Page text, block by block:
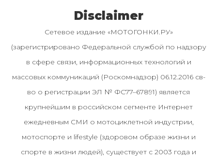
Disclaimer
Сетевое издание «МОТОГОНКИ.РУ»
(зарегистрировано Федеральной службой по надзору
в сфере связи, информационных технологий и
массовых коммуникаций (Роскомнадзор) 06.12.2016 св-
во о регистрации ЭЛ № ФС77–67891) является
крупнейшим в российском сегменте Интернет
ежедневным СМИ о мотоциклетной индустрии,
мотоспорте и lifestyle (здоровом образе жизни и
спорте в жизни людей), существует с 2003 года и